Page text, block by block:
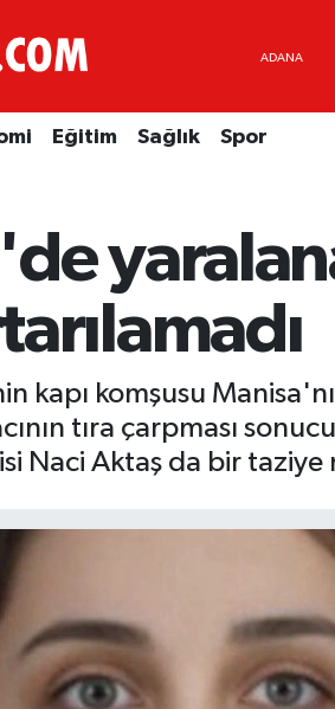
Eğitim Sağlık Spor
kapı komşusu
tıra çarpması
Naci Aktaş da bir taziye